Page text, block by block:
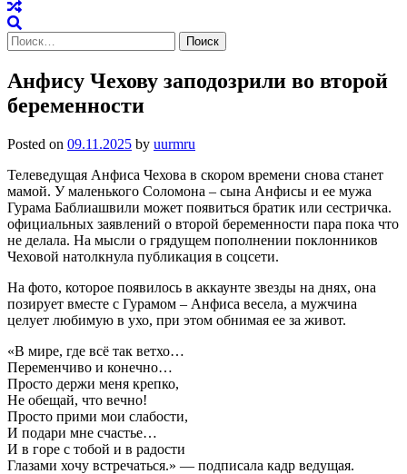
Найти:
Анфису Чехову заподозрили во второй
беременности
Posted on 09.11.2025 by uurmru
Телеведущая Анфиса Чехова в скором времени снова станет
мамой. У маленького Соломона – сына Анфисы и ее мужа
Гурама Баблиашвили может появиться братик или сестричка.
официальных заявлений о второй беременности пара пока что
не делала. На мысли о грядущем пополнении поклонников
Чеховой натолкнула публикация в соцсети.
На фото, которое появилось в аккаунте звезды на днях, она
позирует вместе с Гурамом – Анфиса весела, а мужчина
целует любимую в ухо, при этом обнимая ее за живот.
«В мире, где всё так ветхо…
Переменчиво и конечно…
Просто держи меня крепко,
Не обещай, что вечно!
Просто прими мои слабости,
И подари мне счастье…
И в горе с тобой и в радости
Глазами хочу встречаться.» — подписала кадр ведущая.